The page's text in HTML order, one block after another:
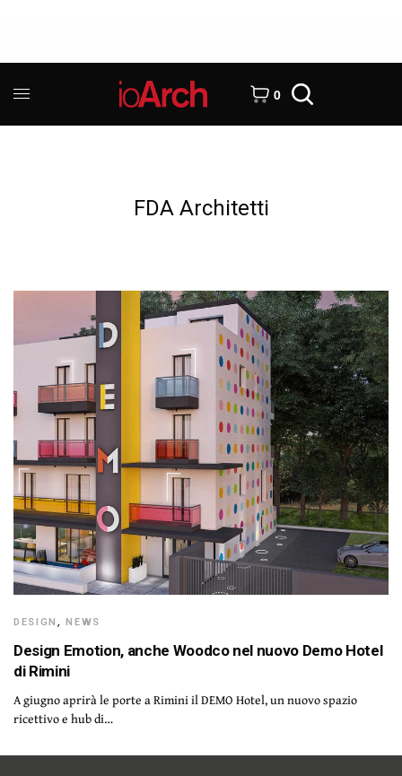
0
FDA Architetti
DESIGN ,NEWS
Design Emotion, anche Woodco nel nuovo Demo Hotel
di Rimini
A giugno aprirà le porte a Rimini il DEMO Hotel, un nuovo spazio
ricettivo e hub di…